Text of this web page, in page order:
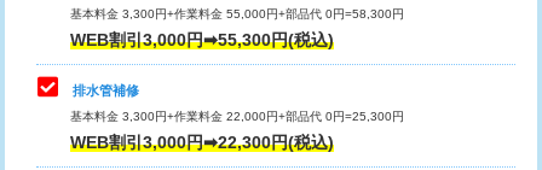
コンクリート斫り（厚さ10㎝超え）
モルタル補修（厚さ10㎝まで）
モルタル補修（厚さ10㎝超え）
式）)
交換・取付(混合水栓（壁付・デッキ
式・ワンホール）)
16,500円+材料費
交換・取付(排水栓・排水トラップ
基本料金 3,300円+作業料金 55,000円+部品代 0円=58,300円
WEB割引3,000円➡55,300円(税込)
排水管補修
基本料金 3,300円+作業料金 22,000円+部品代 0円=25,300円
WEB割引3,000円➡22,300円(税込)